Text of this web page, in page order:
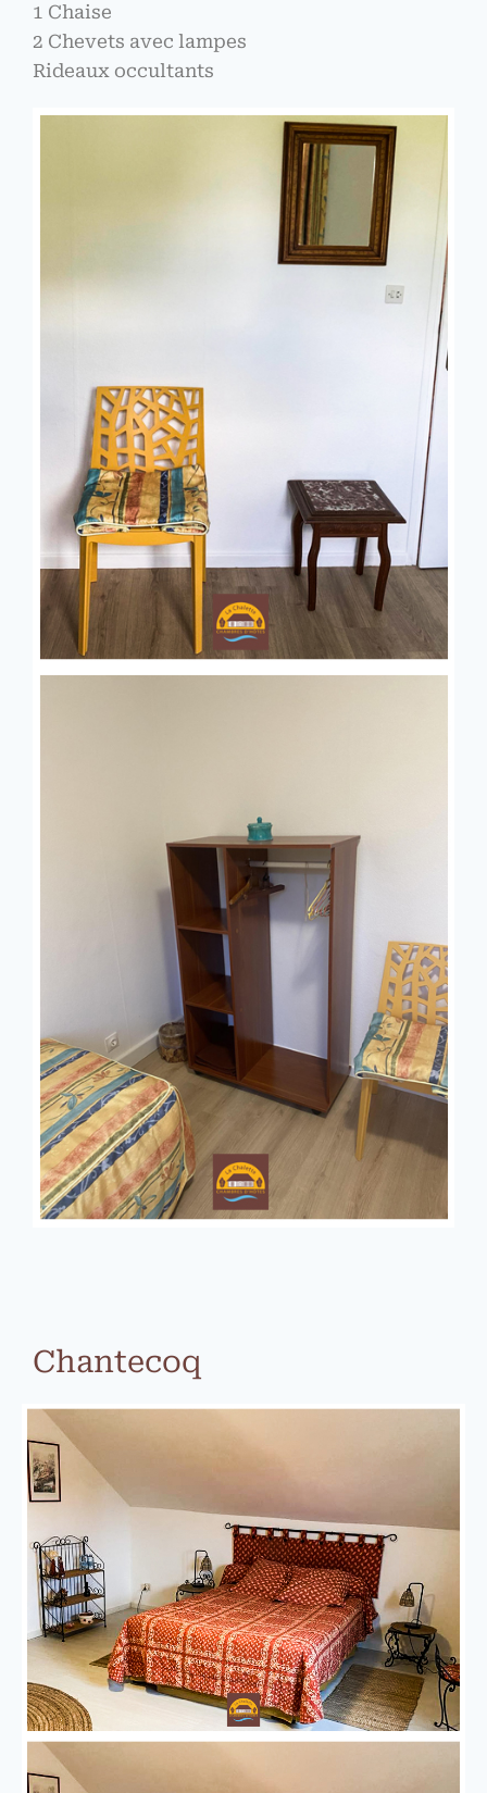
1 Chaise
2 Chevets avec lampes
Rideaux occultants
Chantecoq